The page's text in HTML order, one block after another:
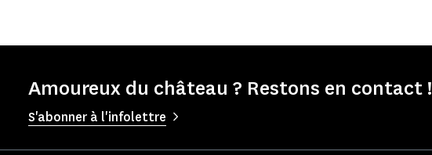
Amoureux du château ? Restons en contact !
S'abonner à l'infolettre